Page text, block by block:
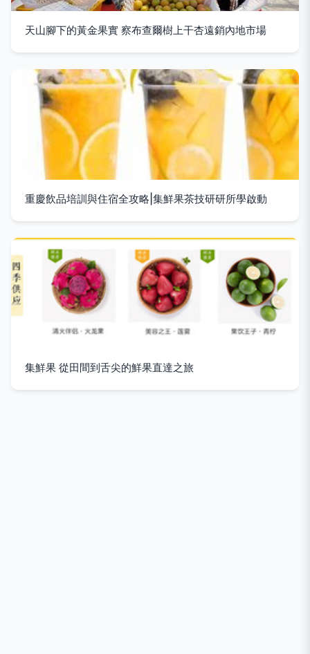
天山腳下的黃金果實 察布查爾樹上干杏遠銷內地市場
重慶飲品培訓與住宿全攻略|集鮮果茶技研研所學啟動
集鮮果 從田間到舌尖的鮮果直達之旅